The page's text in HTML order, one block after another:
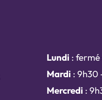
Lundi :
Mardi : 9h30
Mercredi :